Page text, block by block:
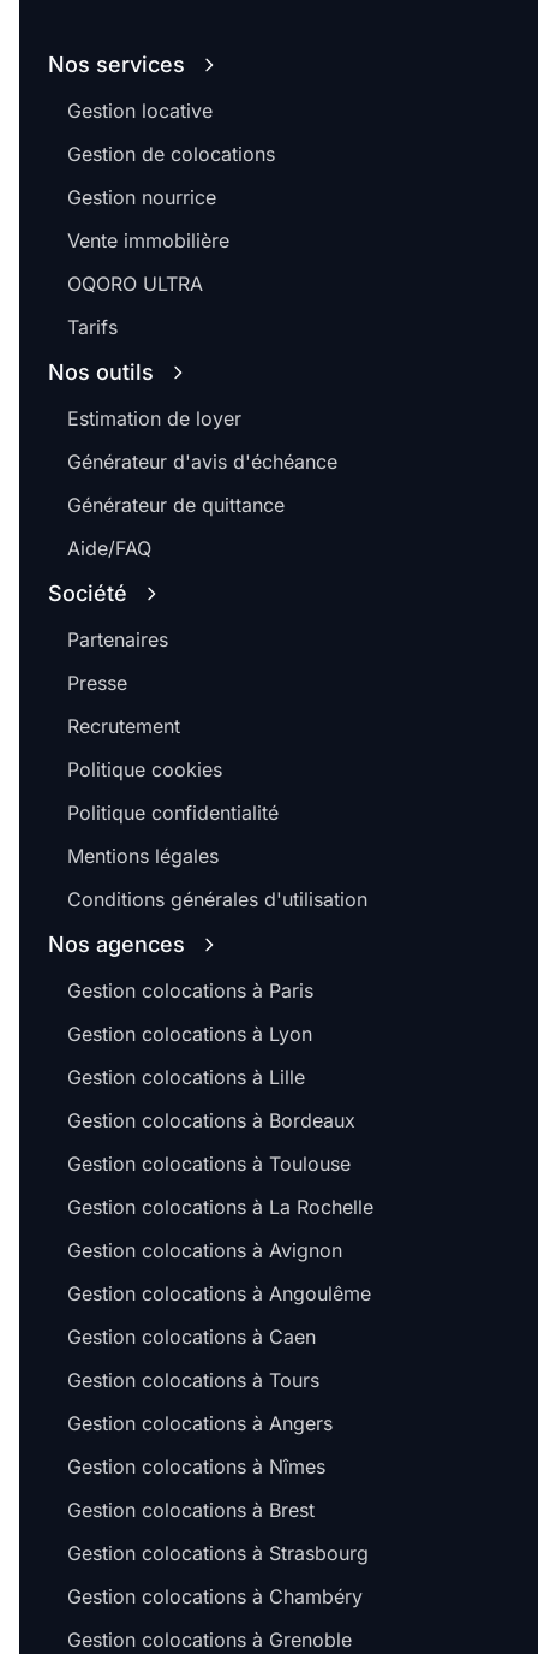
Nos services
Gestion locative
Gestion de colocations
Gestion nourrice
Vente immobilière
OQORO ULTRA
Tarifs
Nos outils
Estimation de loyer
Générateur d'avis d'échéance
Générateur de quittance
Aide/FAQ
Société
Partenaires
Presse
Recrutement
Politique cookies
Politique confidentialité
Mentions légales
Conditions générales d'utilisation
Nos agences
Gestion colocations à Paris
Gestion colocations à Lyon
Gestion colocations à Lille
Gestion colocations à Bordeaux
Gestion colocations à Toulouse
Gestion colocations à La Rochelle
Gestion colocations à Avignon
Gestion colocations à Angoulême
Gestion colocations à Caen
Gestion colocations à Tours
Gestion colocations à Angers
Gestion colocations à Nîmes
Gestion colocations à Brest
Gestion colocations à Strasbourg
Gestion colocations à Chambéry
Gestion colocations à Grenoble